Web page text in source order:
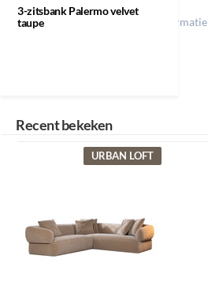
Klik op een icoon voor meer informatie
taupe
3-zitsbank Palermo velvet
taupe
Recent bekeken
URBAN LOFT